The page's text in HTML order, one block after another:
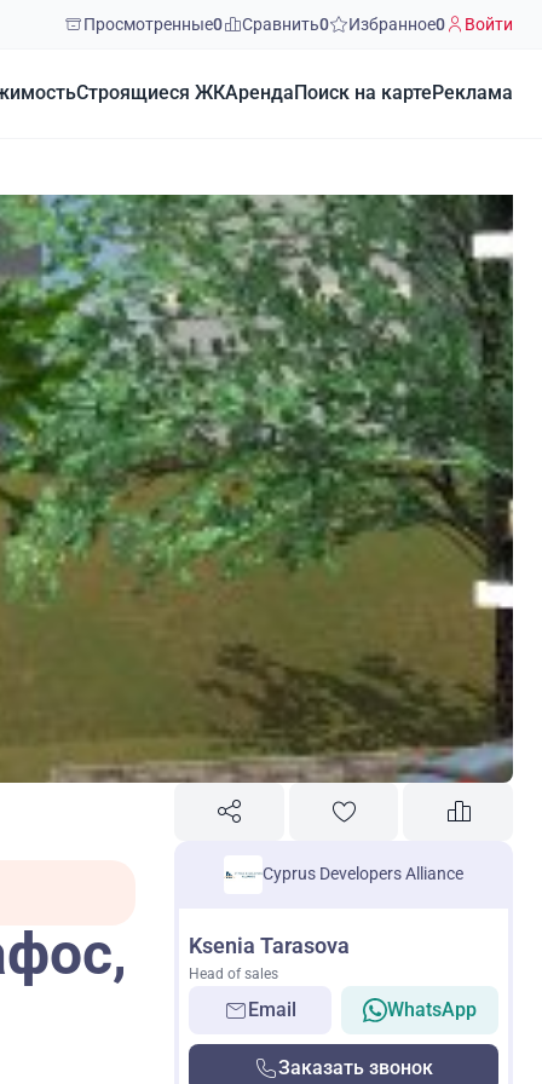
Просмотренные0 Сравнить0 Избранное0 Войти
Строящиеся ЖКАренда Поиск на карте Реклама
Cyprus Developers Alliance
Ksenia Tarasova
Head of sales
Email WhatsApp
Заказать звонок